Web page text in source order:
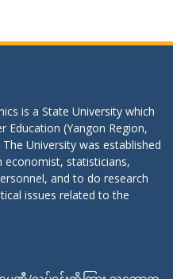
is a State University which
Education (Yangon Region,
University was established
statisticians,
and to do research
issues related to the